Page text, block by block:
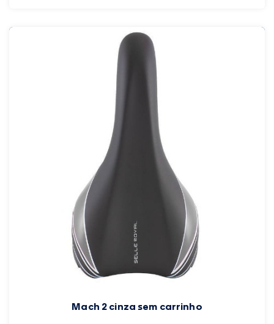
Mach 2 cinza sem carrinho